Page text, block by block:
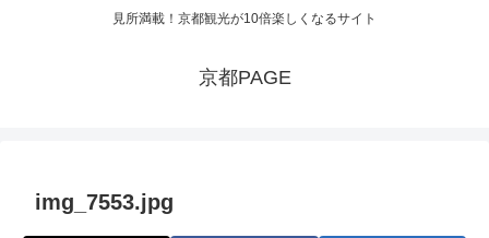
見所満載！京都観光が10倍楽しくなるサイト
京都PAGE
img_7553.jpg